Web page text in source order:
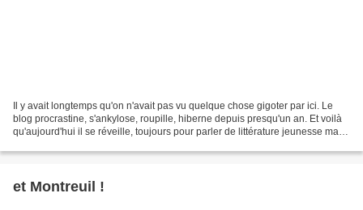
Il y avait longtemps qu'on n'avait pas vu quelque chose gigoter par ici. Le
blog procrastine, s'ankylose, roupille, hiberne depuis presqu'un an. Et voilà
qu'aujourd'hui il se réveille, toujours pour parler de littérature jeunesse mais
et Montreuil !